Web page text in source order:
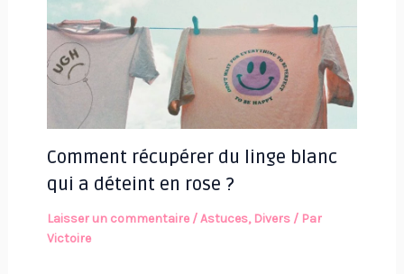
Comment récupérer du linge blanc
qui a déteint en rose ?
Laisser un commentaire /Astuces, Divers/ Par
Victoire